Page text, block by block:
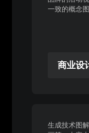
一致的概念
商业设
生成技术图